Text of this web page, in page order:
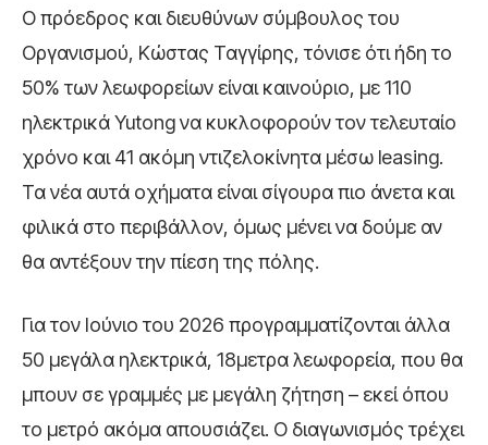
Ο πρόεδρος και διευθύνων σύμβουλος του
Οργανισμού, Κώστας Ταγγίρης, τόνισε ότι ήδη το
50% των λεωφορείων είναι καινούριο, με 110
ηλεκτρικά Yutong να κυκλοφορούν τον τελευταίο
χρόνο και 41 ακόμη ντιζελοκίνητα μέσω leasing.
Τα νέα αυτά οχήματα είναι σίγουρα πιο άνετα και
φιλικά στο περιβάλλον, όμως μένει να δούμε αν
θα αντέξουν την πίεση της πόλης.
Για τον Ιούνιο του 2026 προγραμματίζονται άλλα
50 μεγάλα ηλεκτρικά, 18μετρα λεωφορεία, που θα
μπουν σε γραμμές με μεγάλη ζήτηση – εκεί όπου
το μετρό ακόμα απουσιάζει. Ο διαγωνισμός τρέχει